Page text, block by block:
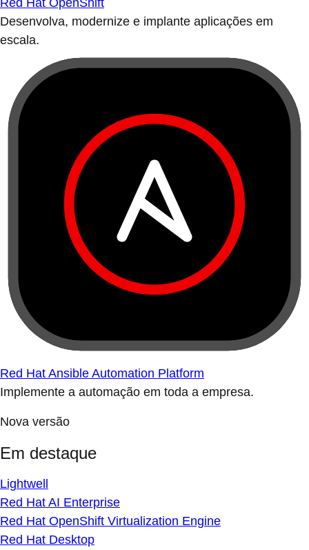
Red Hat OpenShift
Desenvolva, modernize e implante aplicações em
escala.
Red Hat Ansible Automation Platform
Implemente a automação em toda a empresa.
Nova versão
Em destaque
Lightwell
Red Hat AI Enterprise
Red Hat OpenShift Virtualization Engine
Red Hat Desktop